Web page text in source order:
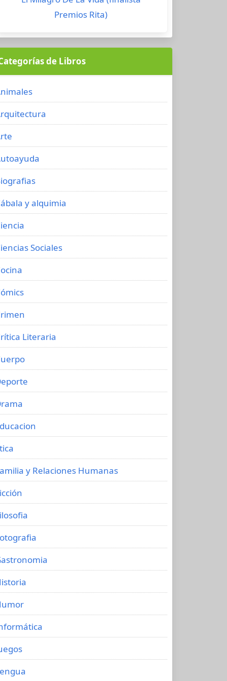
Premios Rita)
de Libros
y alquimia
Sociales
Literaria
y Relaciones Humanas